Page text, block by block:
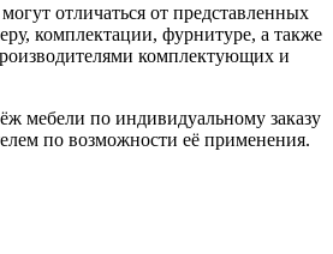
отличаться от представленных
комплектации, фурнитуре, а также
комплектующих и
мебели по индивидуальному заказу
по возможности её применения.